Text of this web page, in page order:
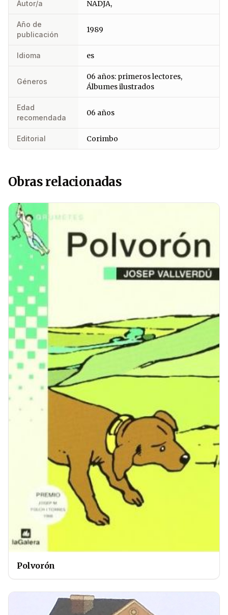
Autor/a NADJA,
Año de
publicación
1989
Idioma es
Géneros
06 años: primeros lectores,
Álbumes ilustrados
Edad
recomendada
06 años
Editorial Corimbo
Obras relacionadas
Polvorón